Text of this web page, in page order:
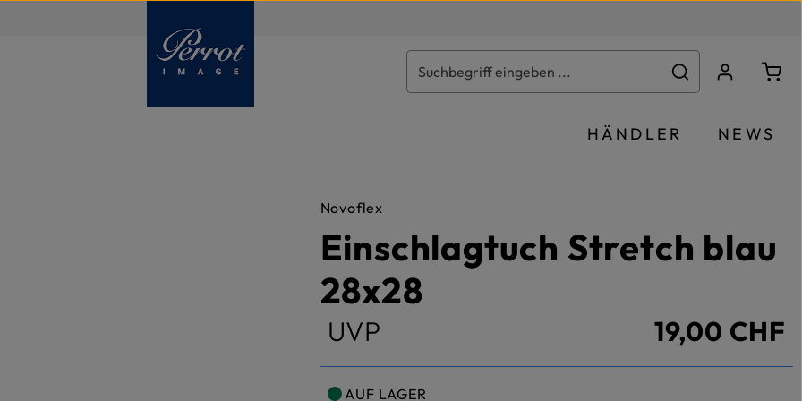
HÄNDLER NEWS
Novoflex
Einschlagtuch Stretch blau
28x28
UVP 19,00 CHF
AUF LAGER